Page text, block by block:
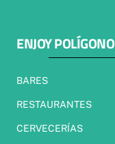
ENJOY POLÍGONO
BARES
RESTAURANTES
CERVECERÍAS